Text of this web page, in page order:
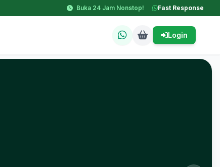
Buka 24 Jam Nonstop! Fast Response
Login